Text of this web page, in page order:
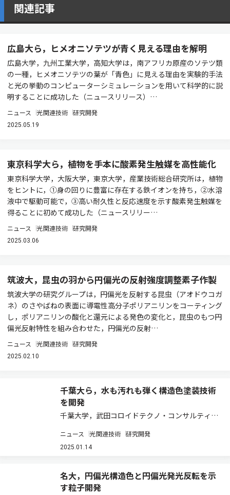
関連記事
広島大ら，ヒメオニソテツが青く見える理由を解明
広島大学，九州工業大学，高知大学は，南アフリカ原産のソテツ類
の一種，ヒメオニソテツの葉が「青色」に見える理由を実験的手法
と光の挙動のコンピューターシミュレーションを用いて科学的に説
明することに成功した（ニュースリリース）…
ニュース 光関連技術 研究開発
2025.05.19
東京科学大ら，植物を手本に酸素発生触媒を高性能化
東京科学大学，大阪大学，東京大学，産業技術総合研究所は，植物
をヒントに，①身の回りに豊富に存在する鉄イオンを持ち，②水溶
液中で駆動可能で，③高い耐久性と反応速度を示す酸素発生触媒を
得ることに初めて成功した（ニュースリリー…
ニュース 光関連技術 研究開発
2025.03.06
筑波大，昆虫の羽から円偏光の反射強度調整素子作製
筑波大学の研究グループは，円偏光を反射する昆虫（アオドウコガ
ネ）のさやばねの表面に導電性高分子ポリアニリンをコーティング
し，ポリアニリンの酸化と還元による発色の変化と，昆虫のもつ円
偏光反射特性を組み合わせた，円偏光の反射…
ニュース 光関連技術 研究開発
2025.02.10
千葉大ら，水も汚れも弾く構造色塗装技術
を開発
千葉大学，武田コロイドテクノ・コンサルティン
を示す構造色塗装が可能な技術を開発した（ニュ
ースリリース）。 構造色は，サブミクロンサイズ
ニュース 光関連技術 研究開発
2025.01.14
名大，円偏光構造色と円偏光発光反転を示
す粒子開発